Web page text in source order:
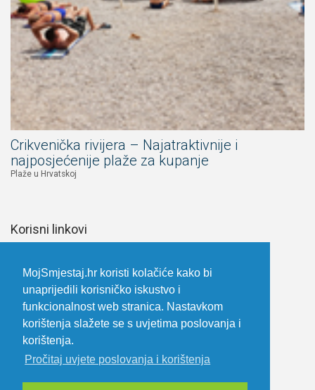
MojSmjestaj.hr koristi kolačiće kako bi
unaprijedili korisničko iskustvo i
funkcionalnost web stranica. Nastavkom
korištenja slažete se s uvjetima poslovanja i
korištenja.
Pročitaj uvjete poslovanja i korištenja
Crikvenička rivijera – Najatraktivnije i
najposjećenije plaže za kupanje
Plaže u Hrvatskoj
Korisni linkovi
Prijava za iznajmljivače
Opći uvjeti poslovanja i korištenja
Izjava o privatnosti
Uvjeti oglašavanja
Kontakt